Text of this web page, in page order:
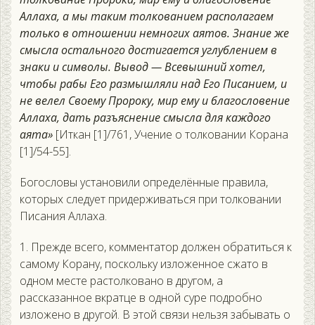
Аллаха, а мы таким толкованием располагаем
только в отношении немногих аятов. Знание же
смысла остального достигается углублением в
знаки и символы. Вывод — Всевышний хотел,
чтобы рабы Его размышляли над Его Писанием, и
не велел Своему Пророку, мир ему и благословение
Аллаха, дать разъяснение смысла для каждого
аята» [Иткан [1]/761, Учение о толковании Корана
[1]/54-55].
Богословы установили определённые правила,
которых следует придерживаться при толковании
Писания Аллаха.
1. Прежде всего, комментатор должен обратиться к
самому Корану, поскольку изложенное сжато в
одном месте растолковано в другом, а
рассказанное вкратце в одной суре подробно
изложено в другой. В этой связи нельзя забывать о